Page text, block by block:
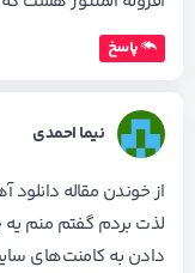
پاسخ
نیما احمدی
لذت بردم گفتم منم یه
دادن به کامنت‌های